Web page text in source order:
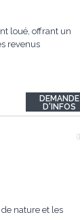
loué, offrant un
revenus
DEMANDE
D'INFOS
nature et les